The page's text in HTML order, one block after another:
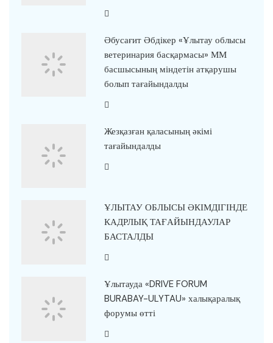
Әбусағит Әбдікер «Ұлытау облысы
ветеринария басқармасы» ММ
басшысының міндетін атқарушы
болып тағайындалды
Жезқазған қаласының әкімі
тағайындалды
ҰЛЫТАУ ОБЛЫСЫ ӘКІМДІГІНДЕ
КАДРЛЫҚ ТАҒАЙЫНДАУЛАР
БАСТАЛДЫ
Ұлытауда «DRIVE FORUM
BURABAY-ULYTAU» халықаралық
форумы өтті